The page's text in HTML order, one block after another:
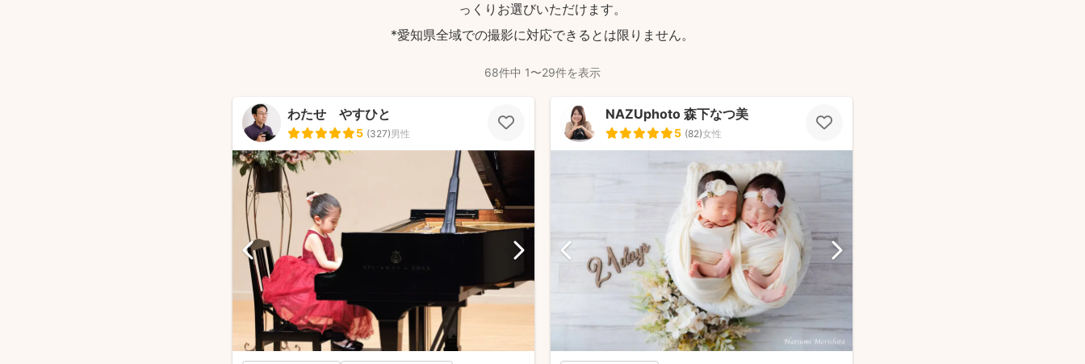
っくりお選びいただけます。
*愛知県全域での撮影に対応できるとは限りません。
68件中 1〜29件を表示
わたせ やすひと
5 (327)男性
NAZUphoto 森下なつ美
5 (82)女性